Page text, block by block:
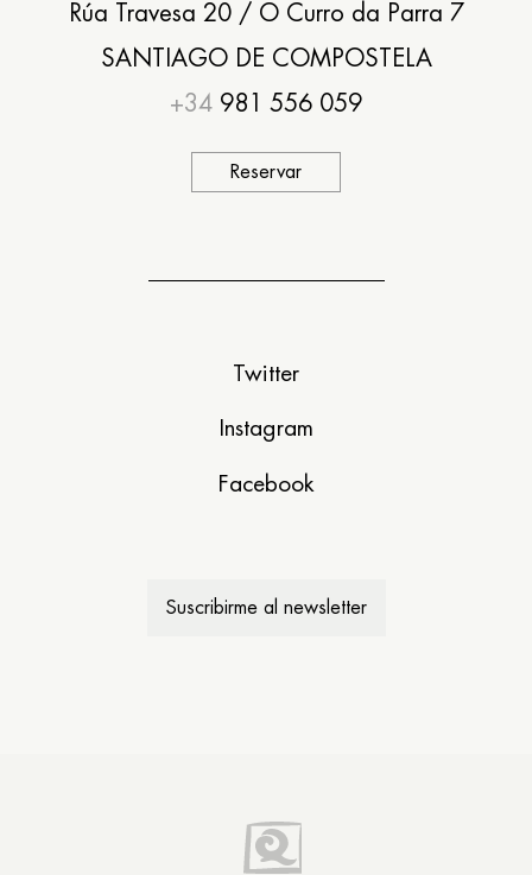
Rúa Travesa 20 / O Curro da Parra 7
SANTIAGO DE COMPOSTELA
+34 981 556 059
Reservar
Twitter
Instagram
Facebook
Suscribirme al newsletter